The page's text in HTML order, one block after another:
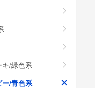
キ/緑色系
ー/青色系